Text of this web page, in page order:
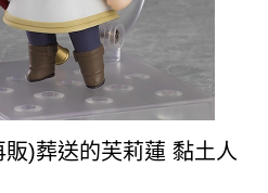
販)葬送的芙莉蓮 黏土人